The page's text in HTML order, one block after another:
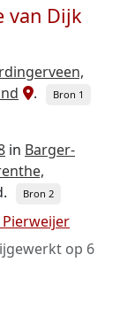
van Dijk
. Bron 1
in Barger-
Bron 2
op 6